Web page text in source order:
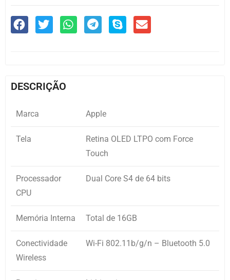
DESCRIÇÃO
Marca Apple
Tela
Retina OLED LTPO com Force
Touch
Processador
CPU
Dual Core S4 de 64 bits
Memória Interna Total de 16GB
Conectividade
Wireless
Wi-Fi 802.11b/g/n – Bluetooth 5.0